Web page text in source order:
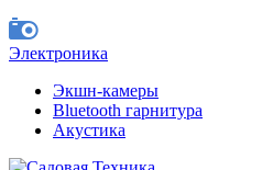
Электроника
Экшн-камеры
Bluetooth гарнитура
Акустика